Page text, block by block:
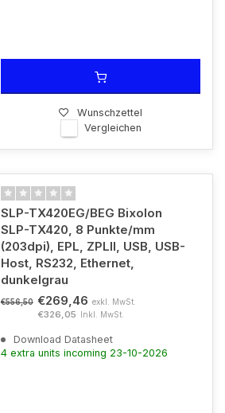
Wunschzettel
Vergleichen
SLP-TX420EG/BEG Bixolon
SLP-TX420, 8 Punkte/mm
(203dpi), EPL, ZPLII, USB, USB-
Host, RS232, Ethernet,
dunkelgrau
€556,50 €269,46 exkl. MwSt.
€326,05 Inkl. MwSt.
Download Datasheet
4 extra units incoming 23-10-2026